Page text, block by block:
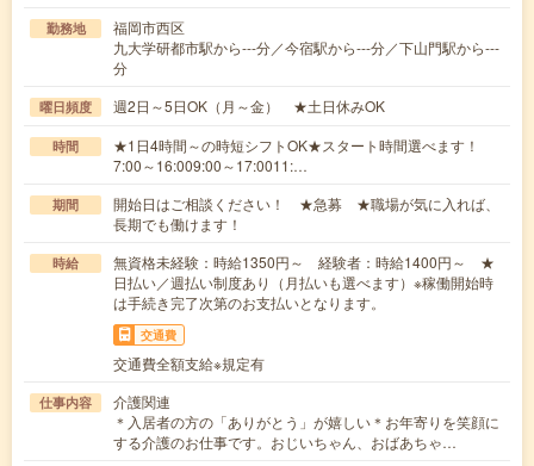
勤務地
福岡市西区
九大学研都市駅から---分／今宿駅から---分／下山門駅から---
分
曜日頻度 週2日～5日OK（月～金） ★土日休みOK
時間
★1日4時間～の時短シフトOK★スタート時間選べます！
7:00～16:009:00～17:0011:…
期間
開始日はご相談ください！ ★急募 ★職場が気に入れば、
長期でも働けます！
時給
無資格未経験：時給1350円～ 経験者：時給1400円～ ★
日払い／週払い制度あり（月払いも選べます）※稼働開始時
は手続き完了次第のお支払いとなります。
交通費
交通費全額支給※規定有
仕事内容
介護関連
＊入居者の方の「ありがとう」が嬉しい＊お年寄りを笑顔に
する介護のお仕事です。おじいちゃん、おばあちゃ…